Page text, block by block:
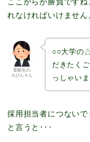
ここからが勝負です
れなければいけません
受験生の
ろびんそん
○○大学の
だきたく
っしゃい
採用担当者につない
と言うと･･･